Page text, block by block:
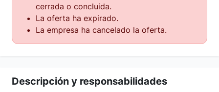
cerrada o concluida.
La oferta ha expirado.
La empresa ha cancelado la oferta.
Descripción y responsabilidades